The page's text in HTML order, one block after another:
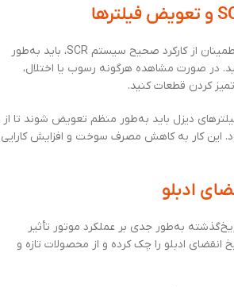
: برای اطمینان از کارکرد صحیح سیستم SCR، باید به‌طور
در صورت مشاهده هرگونه رسوب یا اختلال،
کردن قطعات کنید.
دیزل باید به‌طور منظم تعویض شوند تا از
این کار به کاهش مصرف سوخت و افزایش کارایی
ادبلو
به‌طور جدی بر عملکرد موتور تأثیر
ادبلو را چک کرده و از محصولات تازه و